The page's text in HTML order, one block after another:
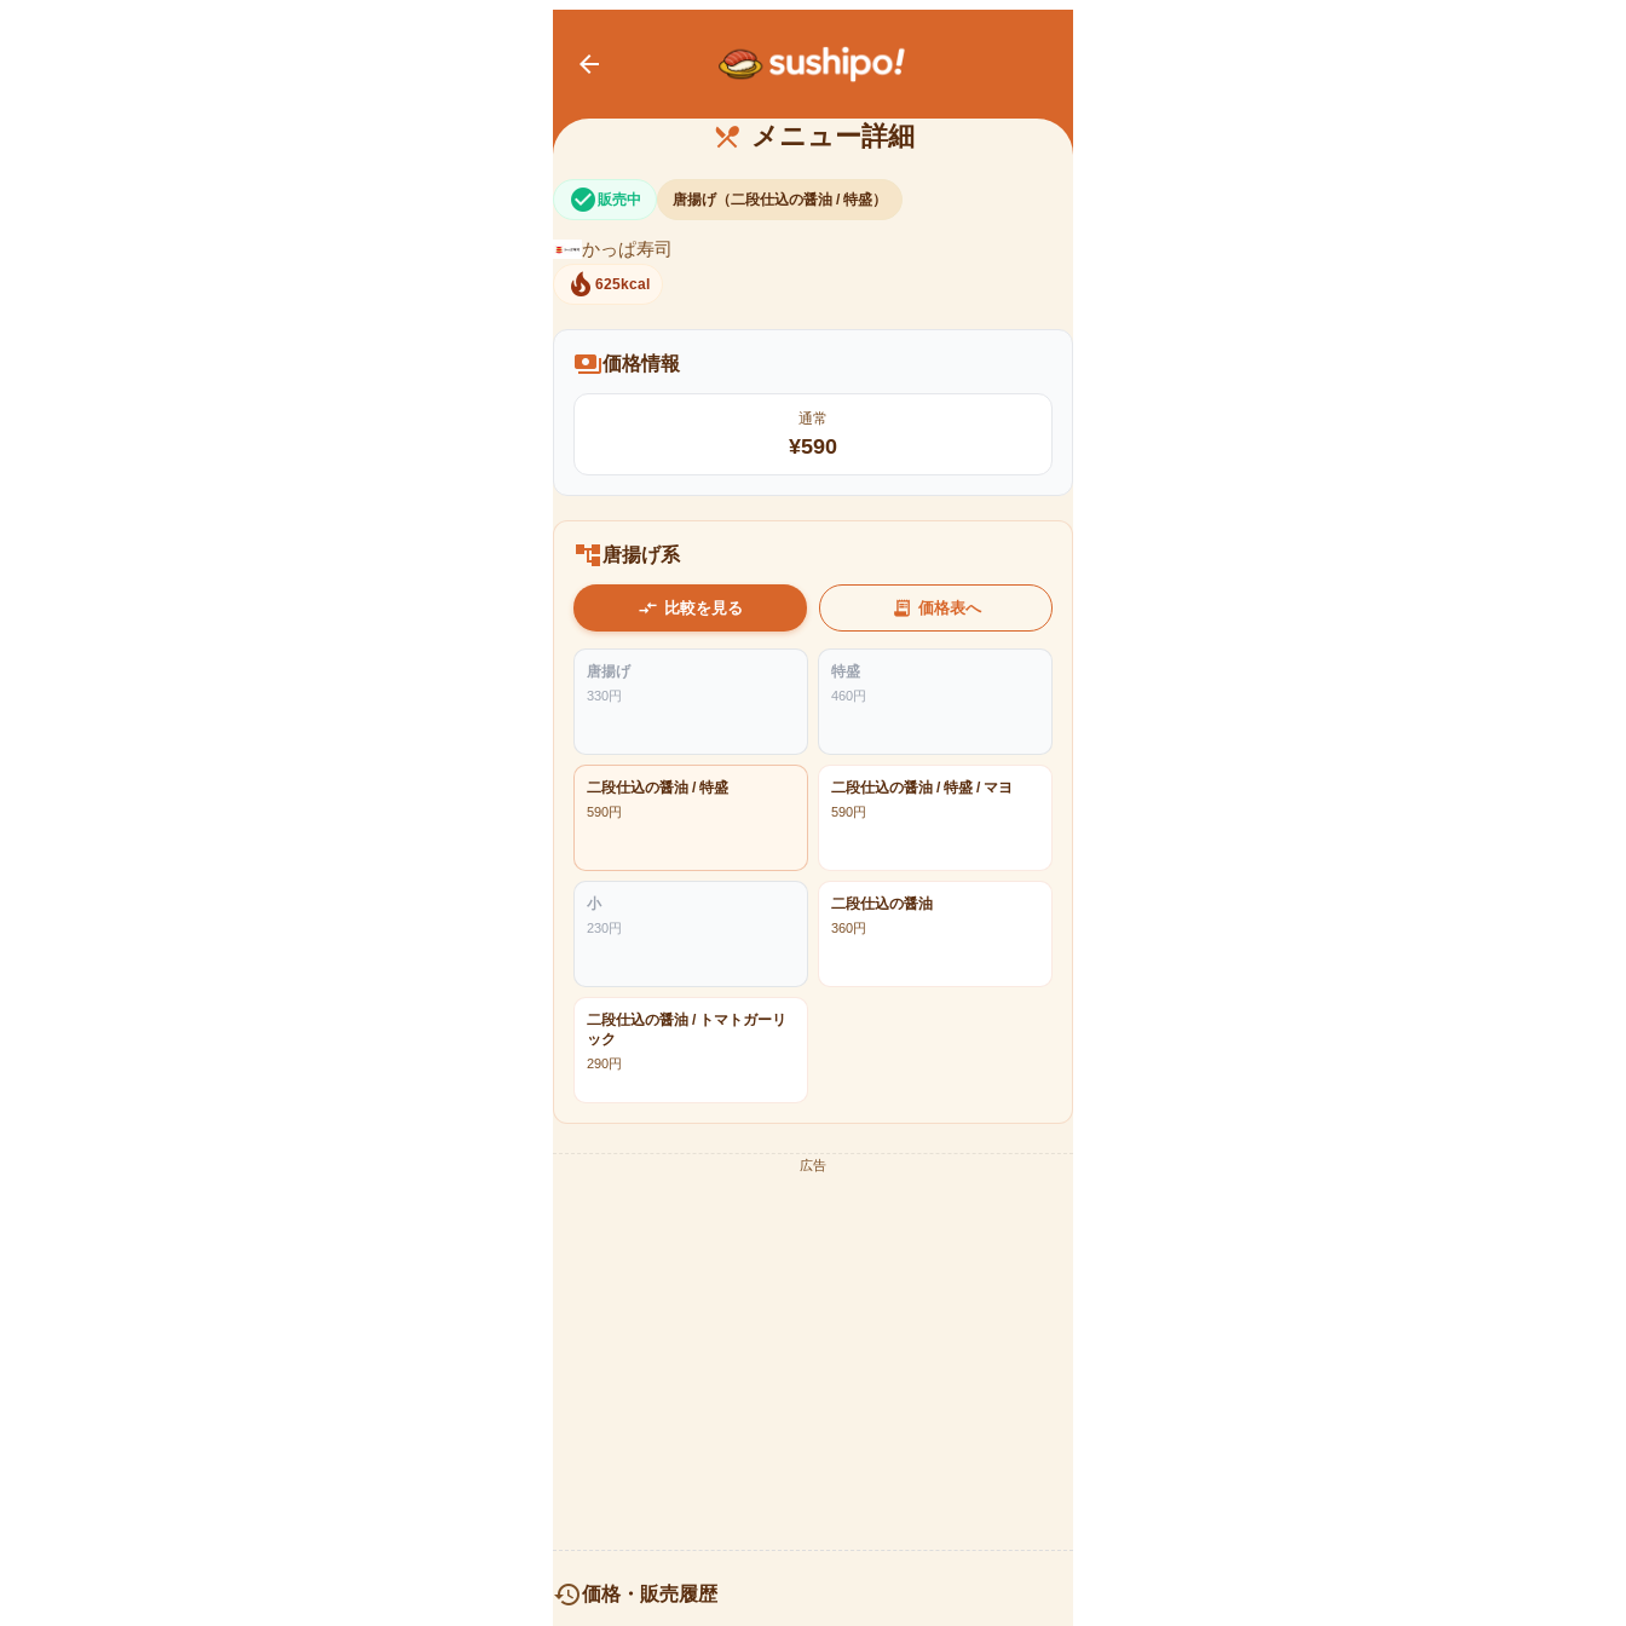
arrow_back
restaurant_menu メニュー詳細
特盛 二段仕込の醤油とり唐揚げ
check_circle 販売中 唐揚げ（二段仕込の醤油 / 特盛）
かっぱ寿司
local_fire_department 625kcal
payments価格情報
通常
¥590
account_tree 唐揚げ系
compare_arrows 比較を見る receipt_long 価格表へ
唐揚げ
330円
特盛
460円
二段仕込の醤油 / 特盛
590円
二段仕込の醤油 / 特盛 / マヨ
590円
小
230円
二段仕込の醤油
360円
二段仕込の醤油 / トマトガーリ
ック
290円
広告
history価格・販売履歴